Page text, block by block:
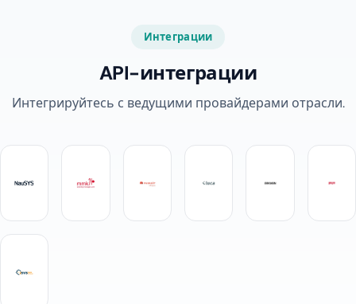
Интеграции
API-интеграции
Интегрируйтесь с ведущими провайдерами отрасли.